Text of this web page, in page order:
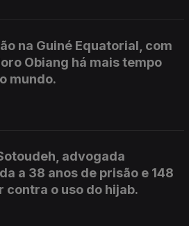
na Guiné Equatorial, com
Obiang há mais tempo
mundo.
advogada
a 38 anos de prisão e 148
contra o uso do hijab.